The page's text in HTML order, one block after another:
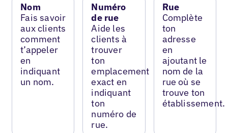
Nom
Fais savoir
aux clients
comment
t’appeler
en
indiquant
un nom.
Numéro
de rue
Aide les
clients à
trouver
ton
emplacement
exact en
indiquant
ton
numéro de
rue.
Rue
Complète
ton
adresse
en
ajoutant le
nom de la
rue où se
trouve ton
établissement.